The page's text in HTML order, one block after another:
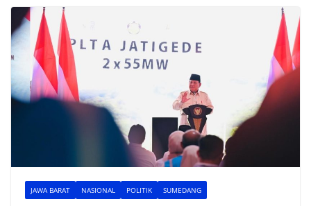
JAWA BARAT NASIONAL POLITIK SUMEDANG